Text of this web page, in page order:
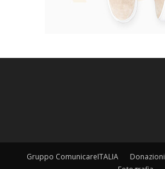
Gruppo ComunicareITALIA Donazioni